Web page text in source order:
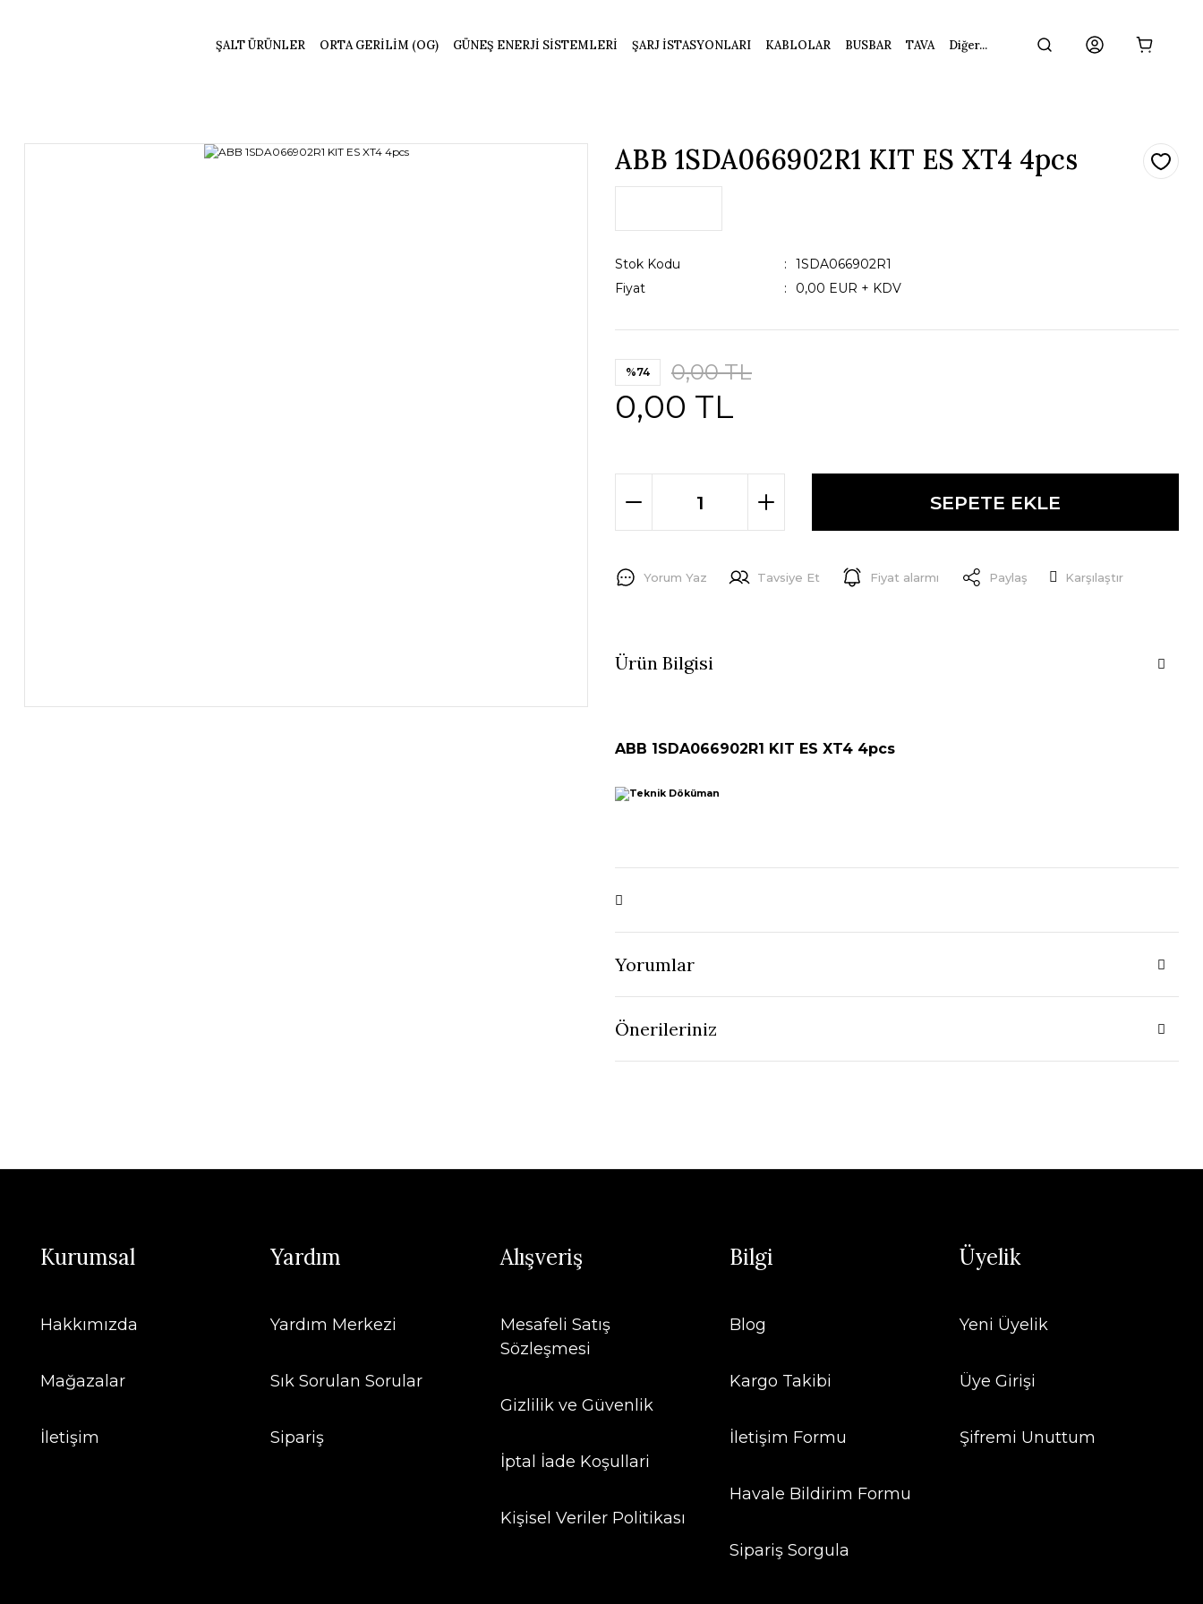
ŞALT ÜRÜNLER ORTA GERİLİM (OG) GÜNEŞ ENERJİ SİSTEMLERİ ŞARJ İSTASYONLARI KABLOLAR BUSBAR TAVA Diğer...
ABB 1SDA066902R1 KIT ES XT4 4pcs
Stok Kodu
1SDA066902R1
Fiyat
0,00 EUR + KDV
%74 0,00 TL
0,00 TL
SEPETE EKLE
Yorum Yaz Tavsiye Et Fiyat alarmı Paylaş Karşılaştır
Ürün Bilgisi
ABB 1SDA066902R1 KIT ES XT4 4pcs
Yorumlar
Önerileriniz
Kurumsal
Hakkımızda
Mağazalar
İletişim
Yardım
Yardım Merkezi
Sık Sorulan Sorular
Sipariş
Alışveriş
Mesafeli Satış
Sözleşmesi
Gizlilik ve Güvenlik
İptal İade Koşullari
Kişisel Veriler Politikası
Bilgi
Blog
Kargo Takibi
İletişim Formu
Havale Bildirim Formu
Sipariş Sorgula
Üyelik
Yeni Üyelik
Üye Girişi
Şifremi Unuttum